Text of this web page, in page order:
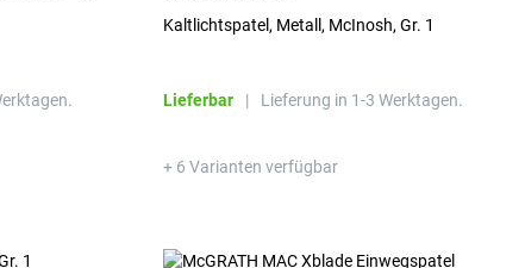
Kaltlichtspatel, Metall, McInosh, Gr. 1
Lieferbar | Lieferung in 1-3 Werktagen.
+ 6 Varianten verfügbar